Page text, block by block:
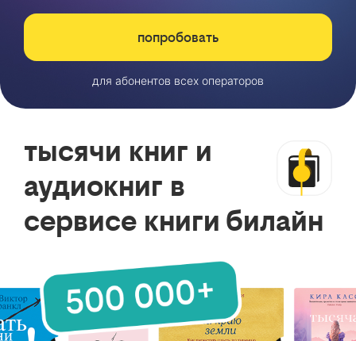
попробовать
для абонентов всех операторов
тысячи книг и
аудиокниг в
сервисе книги билайн